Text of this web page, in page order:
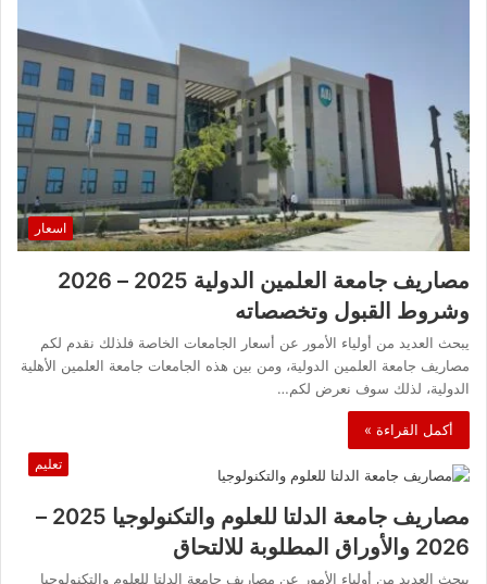
اسعار
مصاريف جامعة العلمين الدولية 2025 – 2026
وشروط القبول وتخصصاته
يبحث العديد من أولياء الأمور عن أسعار الجامعات الخاصة فلذلك نقدم لكم
مصاريف جامعة العلمين الدولية، ومن بين هذه الجامعات جامعة العلمين الأهلية
الدولية، لذلك سوف نعرض لكم…
أكمل القراءة »
تعليم
مصاريف جامعة الدلتا للعلوم والتكنولوجيا 2025 –
2026 والأوراق المطلوبة للالتحاق
يبحث العديد من أولياء الأمور عن مصاريف جامعة الدلتا للعلوم والتكنولوجيا